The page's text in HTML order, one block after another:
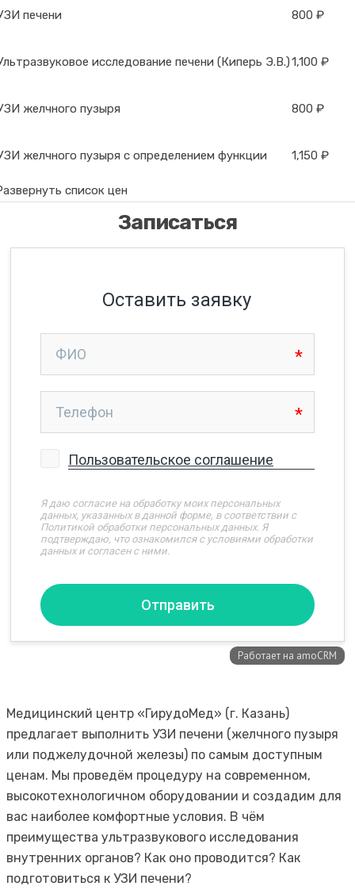
печени 800 ₽
исследование печени (Киперь Э.В.)1,100 ₽
желчного пузыря 800 ₽
желчного пузыря с определением функции 1,150 ₽
список цен
Записаться
Медицинский центр «ГирудоМед» (г. Казань)
предлагает выполнить УЗИ печени (желчного пузыря
или поджелудочной железы) по самым доступным
ценам. Мы проведём процедуру на современном,
высокотехнологичном оборудовании и создадим для
вас наиболее комфортные условия. В чём
преимущества ультразвукового исследования
внутренних органов? Как оно проводится? Как
подготовиться к УЗИ печени?